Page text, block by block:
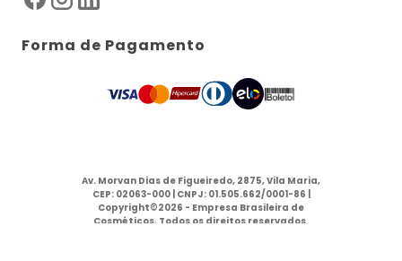
Forma de Pagamento
Av. Morvan Dias de Figueiredo, 2875, Vila Maria,
CEP: 02063-000 | CNPJ: 01.505.662/0001-86 |
Copyright©2026 - Empresa Brasileira de
Cosméticos. Todos os direitos reservados.